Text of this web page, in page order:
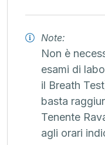
Note:
Non è
esami di
il Breath
basta
Tenente
agli orari